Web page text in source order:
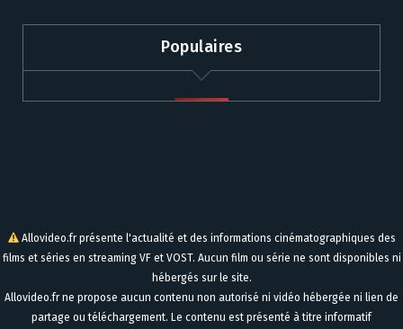
Populaires
Allovideo.fr présente l'actualité et des informations cinématographiques des
films et séries en streaming VF et VOST. Aucun film ou série ne sont disponibles ni
hébergés sur le site.
Allovideo.fr ne propose aucun contenu non autorisé ni vidéo hébergée ni lien de
partage ou téléchargement. Le contenu est présenté à titre informatif